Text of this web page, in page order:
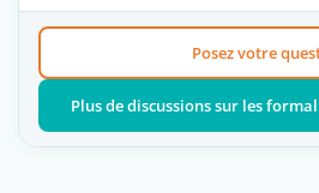
Posez votre
Plus de discussions sur les